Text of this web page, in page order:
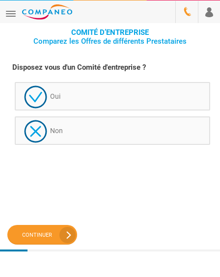
COMITÉ D’ENTREPRISE
Comparez les Offres de différents Prestataires
Disposez vous d'un Comité d'entreprise ?
Oui
Non
CONTINUER